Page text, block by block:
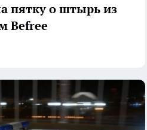
пятку о штырь из
Befree